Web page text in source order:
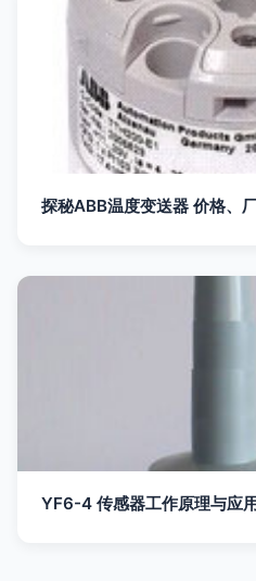
探秘ABB温度变送器 价格、
YF6-4 传感器工作原理与应